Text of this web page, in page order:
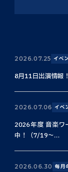
2026.07.25 イベ
8月11日出演情報
2026.07.06 イベ
2026年度 音楽ワ
中！（7/19〜...
2026.06.30 毎月